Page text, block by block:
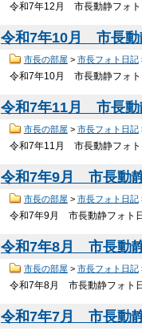
令和7年12月 市長動静フォ
令和7年10月 市長動
市長の部屋 > 市長フォト日記
令和7年10月 市長動静フォ
令和7年11月 市長動
市長の部屋 > 市長フォト日記
令和7年11月 市長動静フォ
令和7年9月 市長動
市長の部屋 > 市長フォト日記
令和7年9月 市長動静フォト
令和7年8月 市長動
市長の部屋 > 市長フォト日記
令和7年8月 市長動静フォト
令和7年7月 市長動